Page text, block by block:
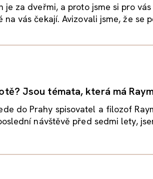
je za dveřmi, a proto jsme si pro
na vás čekají. Avizovali jsme, že se
Jsou témata, která má
do Prahy spisovatel a filozof
návštěvě před sedmi lety,